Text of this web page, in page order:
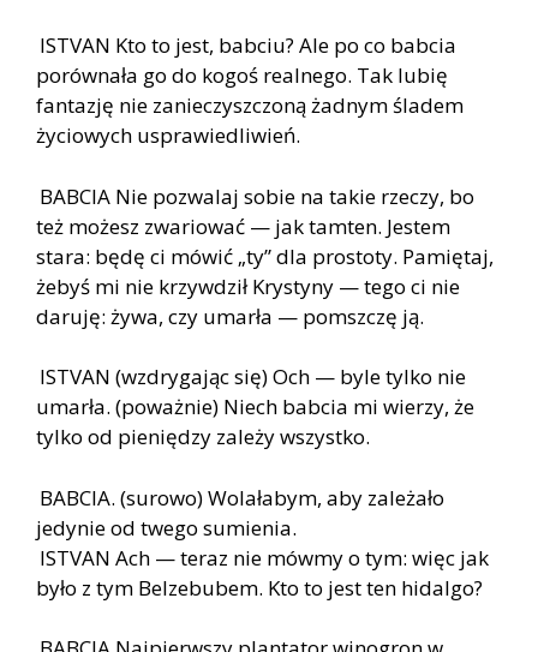
ISTVAN Kto to jest, babciu? Ale po co babcia
porównała go do kogoś realnego. Tak lubię
fantazję nie zanieczyszczoną żadnym śladem
życiowych usprawiedliwień.
BABCIA Nie pozwalaj sobie na takie rzeczy, bo
też możesz zwariować — jak tamten. Jestem
stara: będę ci mówić „ty” dla prostoty. Pamiętaj,
żebyś mi nie krzywdził Krystyny — tego ci nie
daruję: żywa, czy umarła — pomszczę ją.
ISTVAN (wzdrygając się) Och — byle tylko nie
umarła. (poważnie) Niech babcia mi wierzy, że
tylko od pieniędzy zależy wszystko.
BABCIA. (surowo) Wolałabym, aby zależało
jedynie od twego sumienia.
ISTVAN Ach — teraz nie mówmy o tym: więc jak
było z tym Belzebubem. Kto to jest ten hidalgo?